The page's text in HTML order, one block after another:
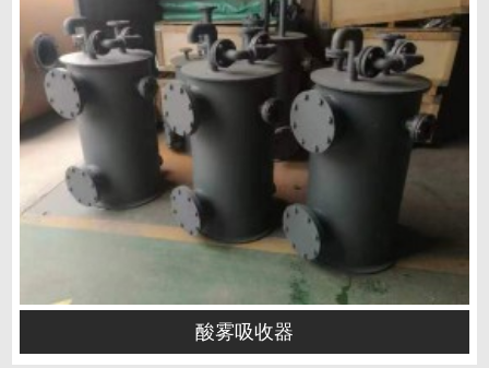
酸雾吸收器